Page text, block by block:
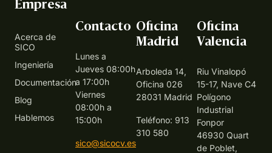
Empresa
Acerca de
SICO
Ingeniería
Documentación
Blog
Hablemos
Contacto
Lunes a
Jueves 08:00h
a 17:00h
Viernes
08:00h a
15:00h
sico@sicocv.es
Oficina
Madrid
Arboleda 14,
Oficina 026
28031 Madrid
Teléfono: 913
310 580
Oficina
Valencia
Riu Vinalopó
15-17, Nave C4
Polígono
Industrial
Fonpor
46930 Quart
de Poblet,